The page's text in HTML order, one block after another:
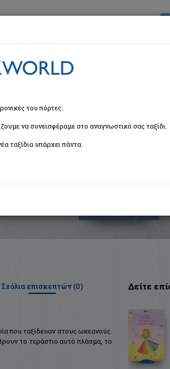
Σχόλια επισκεπτών (0)
που ταξίδευαν στους ωκεανούς.
το τεράστιο αυτό πλάσμα, το
Δείτε
του πόρτες.
να συνεισφέραμε στο αναγνωστικό σας ταξίδι.
ταξίδια υπάρχει πάντα.